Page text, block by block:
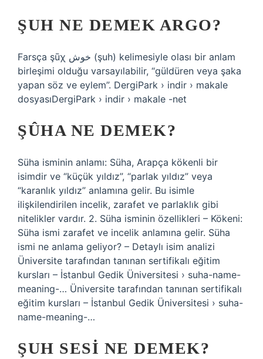
ŞUH NE DEMEK ARGO?
Farsça şūχ خوش (şuh) kelimesiyle olası bir anlam
birleşimi olduğu varsayılabilir, “güldüren veya şaka
yapan söz ve eylem”. DergiPark › indir › makale
dosyasıDergiPark › indir › makale -net
ŞÛHA NE DEMEK?
Süha isminin anlamı: Süha, Arapça kökenli bir
isimdir ve “küçük yıldız”, “parlak yıldız” veya
“karanlık yıldız” anlamına gelir. Bu isimle
ilişkilendirilen incelik, zarafet ve parlaklık gibi
nitelikler vardır. 2. Süha isminin özellikleri – Kökeni:
Süha ismi zarafet ve incelik anlamına gelir. Süha
ismi ne anlama geliyor? – Detaylı isim analizi
Üniversite tarafından tanınan sertifikalı eğitim
kursları – İstanbul Gedik Üniversitesi › suha-name-
meaning-… Üniversite tarafından tanınan sertifikalı
eğitim kursları – İstanbul Gedik Üniversitesi › suha-
name-meaning-…
ŞUH SESI NE DEMEK?